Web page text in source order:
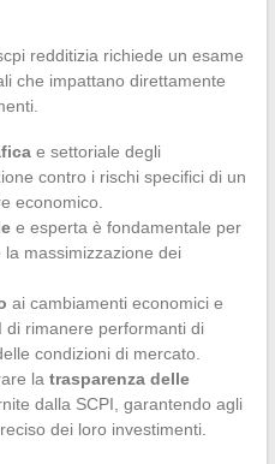
redditizia richiede un esame
che impattano direttamente
e settoriale degli
contro i rischi specifici di un
economico.
e esperta è fondamentale per
la massimizzazione dei
ai cambiamenti economici e
di rimanere performanti di
condizioni di mercato.
la trasparenza delle
dalla SCPI, garantendo agli
dei loro investimenti.